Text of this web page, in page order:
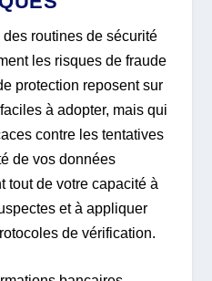
routines de sécurité
les risques de fraude
protection reposent sur
à adopter, mais qui
contre les tentatives
de vos données
tout de votre capacité à
et à appliquer
de vérification.